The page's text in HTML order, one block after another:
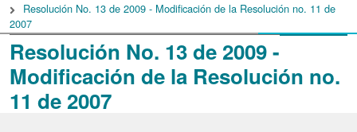
Resolución No. 13 de 2009 -
Modificación de la Resolución no.
11 de 2007
Resolución No. 13 de 2009 - Modificación de la Resolución no. 11 de
2007